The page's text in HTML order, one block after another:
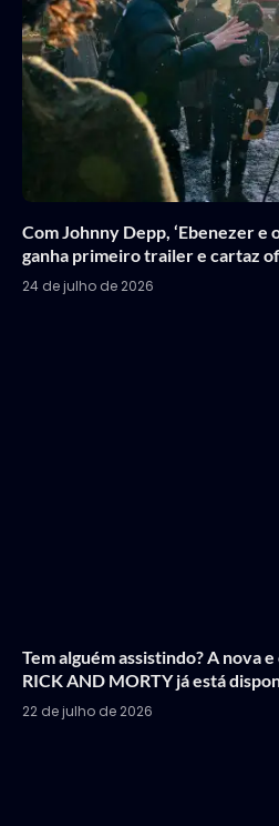
Com Johnny Depp, ‘Ebenezer e
ganha primeiro trailer e cartaz
24 de julho de 2026
Tem alguém assistindo? A nova
RICK AND MORTY já está
22 de julho de 2026